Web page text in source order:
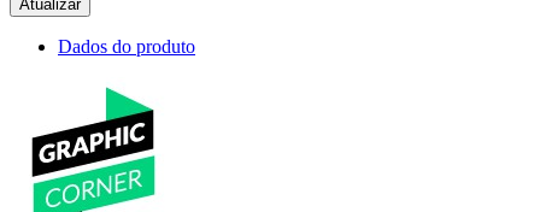
Dados do produto